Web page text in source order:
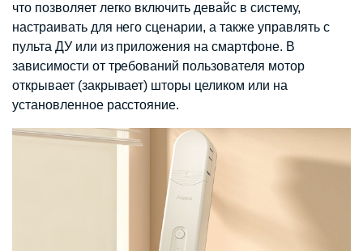
что позволяет легко включить девайс в систему,
настраивать для него сценарии, а также управлять с
пульта ДУ или из приложения на смартфоне. В
зависимости от требований пользователя мотор
открывает (закрывает) шторы целиком или на
установленное расстояние.